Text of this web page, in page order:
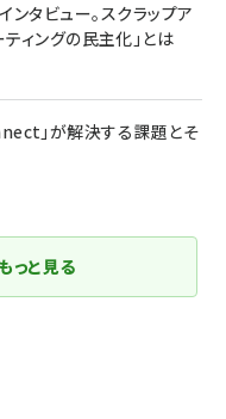
ビュー。スクラップア
ィングの民主化」とは
」が解決する課題とそ
っと見る